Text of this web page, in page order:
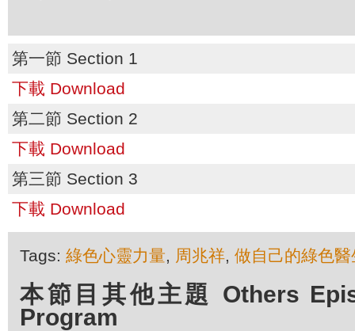
第一節 Section 1
下載 Download
第二節 Section 2
下載 Download
第三節 Section 3
下載 Download
Tags: 綠色心靈力量, 周兆祥, 做自己的綠色醫
本節目其他主題 Others
Program